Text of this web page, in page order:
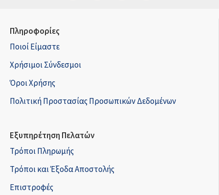
Πληροφορίες
Ποιοί Είμαστε
Χρήσιμοι Σύνδεσμοι
Όροι Χρήσης
Πολιτική Προστασίας Προσωπικών Δεδομένων
Εξυπηρέτηση Πελατών
Τρόποι Πληρωμής
Τρόποι και Έξοδα Αποστολής
Επιστροφές